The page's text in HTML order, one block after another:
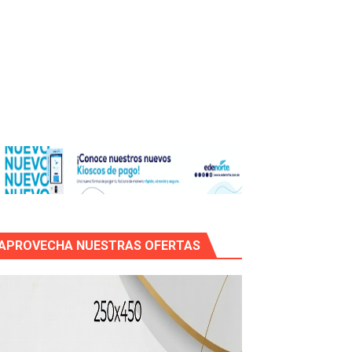
entre EEUU e Irán, tras la cancelación de un ataque.
NUESTRAS OFERTAS